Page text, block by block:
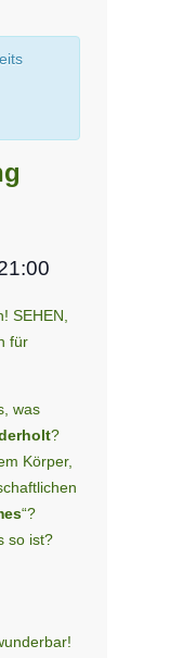
SEHEN,
für
was
?
Körper,
“?
so ist?